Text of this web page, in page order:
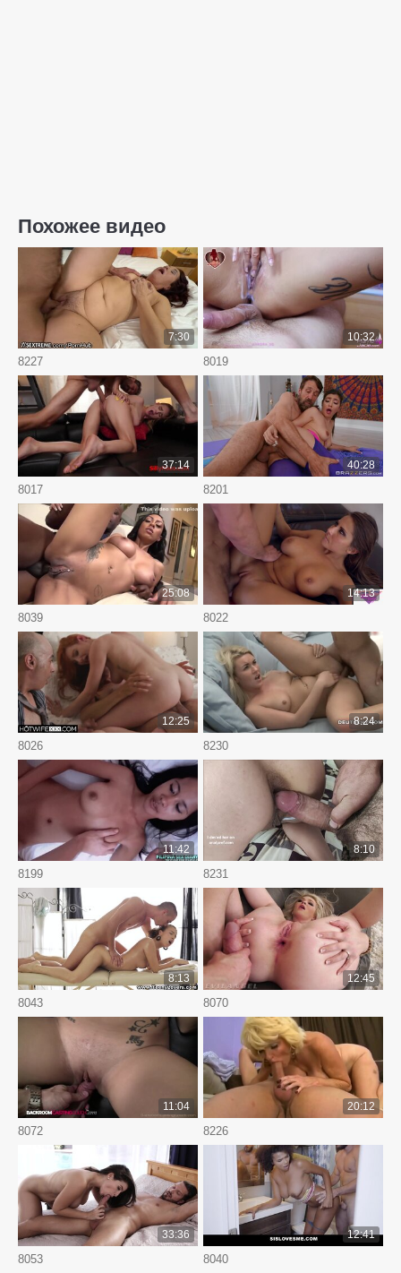
Похожее видео
8227
7:30
8019
10:32
8017
37:14
8201
40:28
8039
25:08
8022
14:13
8026
12:25
8230
8:24
8199
11:42
8231
8:10
8043
8:13
8070
12:45
8072
11:04
8226
20:12
8053
33:36
8040
12:41